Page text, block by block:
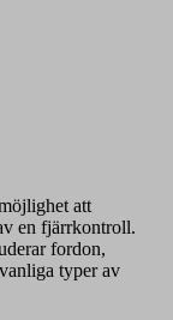
att
en fjärrkontroll.
fordon,
typer av